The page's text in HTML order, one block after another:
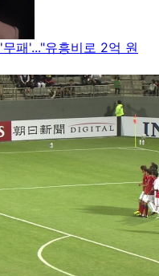
패'..."유흥비로 2억 원